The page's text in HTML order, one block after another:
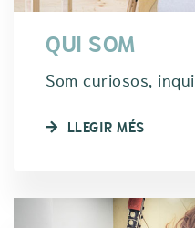
QUI SOM
Som curiosos,
LLEGIR MÉS